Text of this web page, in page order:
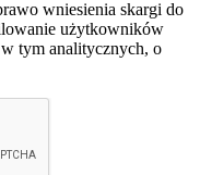
wniesienia skargi do
użytkowników
tym analitycznych, o